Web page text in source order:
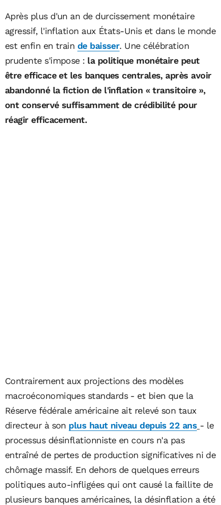
Après plus d'un an de durcissement monétaire
agressif, l'inflation aux États-Unis et dans le monde
est enfin en train de baisser. Une célébration
prudente s'impose : la politique monétaire peut
être efficace et les banques centrales, après avoir
abandonné la fiction de l'inflation « transitoire »,
ont conservé suffisamment de crédibilité pour
réagir efficacement.
Contrairement aux projections des modèles
macroéconomiques standards - et bien que la
Réserve fédérale américaine ait relevé son taux
directeur à son plus haut niveau depuis 22 ans - le
processus désinflationniste en cours n'a pas
entraîné de pertes de production significatives ni de
chômage massif. En dehors de quelques erreurs
politiques auto-infligées qui ont causé la faillite de
plusieurs banques américaines, la désinflation a été